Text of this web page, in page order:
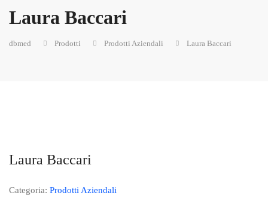
Laura Baccari
dbmed Prodotti Prodotti Aziendali Laura Baccari
Laura Baccari
Categoria: Prodotti Aziendali